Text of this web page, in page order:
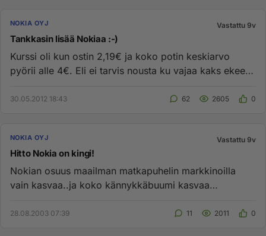
NOKIA OYJ Vastattu 9v
Tankkasin lisää Nokiaa :-)
Kurssi oli kun ostin 2,19€ ja koko potin keskiarvo
pyörii alle 4€. Eli ei tarvis nousta ku vajaa kaks ekee ni
30.05.2012 18:43 62 2605 0
NOKIA OYJ Vastattu 9v
Hitto Nokia on kingi!
Nokian osuus maailman matkapuhelin markkinoilla
vain kasvaa..ja koko kännykkäbuumi kasvaa
28.08.2003 07:39 11 2011 0